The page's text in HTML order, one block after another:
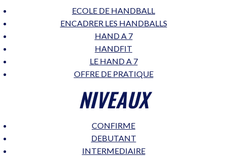
ECOLE DE HANDBALL
ENCADRER LES HANDBALLS
HAND A 7
HANDFIT
LE HAND A 7
OFFRE DE PRATIQUE
NIVEAUX
CONFIRME
DEBUTANT
INTERMEDIAIRE